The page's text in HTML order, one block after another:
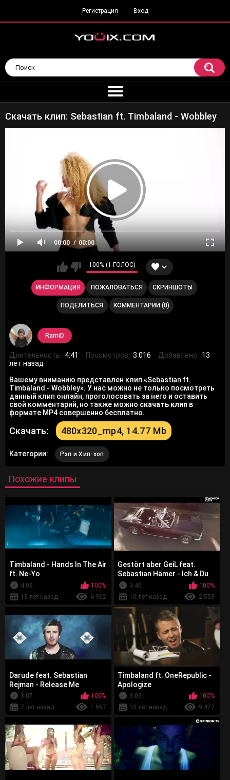
Регистрация Вход
Скачать клип: Sebastian ft. Timbaland - Wobbley
00:00 00:00
100% (1 ГОЛОС)
ИНФОРМАЦИЯ ПОЖАЛОВАТЬСЯ СКРИНШОТЫ
ПОДЕЛИТЬСЯ КОММЕНТАРИИ (0)
RamiD
Длительность: 4:41 Просмотров: 3 016 Добавлено: 13
лет назад
Вашему вниманию представлен клип «Sebastian ft.
Timbaland - Wobbley». У нас можно не только посмотреть
данный клип онлайн, проголосовать за него и оставить
свой комментарий, но также можно скачать клип в
формате MP4 совершенно бесплатно.
Скачать: 480x320_mp4, 14.77 Mb
Категории: Рэп и Хип-хоп
Похожие клипы
Timbaland - Hands In The Air
ft. Ne-Yo
4:08
100%
13 лет назад
4 962
Gestört aber GeiL feat.
Sebastian Hämer - Ich & Du
3:48
100%
10 лет назад
2 559
Darude feat. Sebastian
Rejman - Release Me
3:07
100%
7 лет назад
1 967
Timbaland ft. OneRepublic -
Apologize
3:09
100%
15 лет назад
9 472